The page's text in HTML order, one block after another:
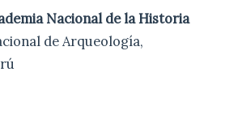
Nacional de la Historia
de Arqueología,